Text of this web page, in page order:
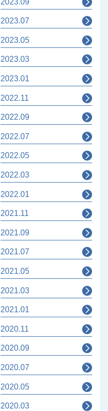
2023.07
2023.05
2023.03
2023.01
2022.11
2022.09
2022.07
2022.05
2022.03
2022.01
2021.11
2021.09
2021.07
2021.05
2021.03
2021.01
2020.11
2020.09
2020.07
2020.05
2020.03